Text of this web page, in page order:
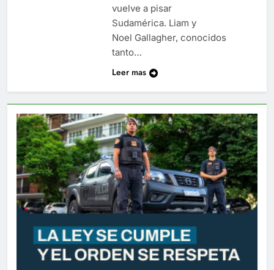
vuelve a pisar
Sudamérica. Liam y
Noel Gallagher, conocidos
tanto…
Leer mas